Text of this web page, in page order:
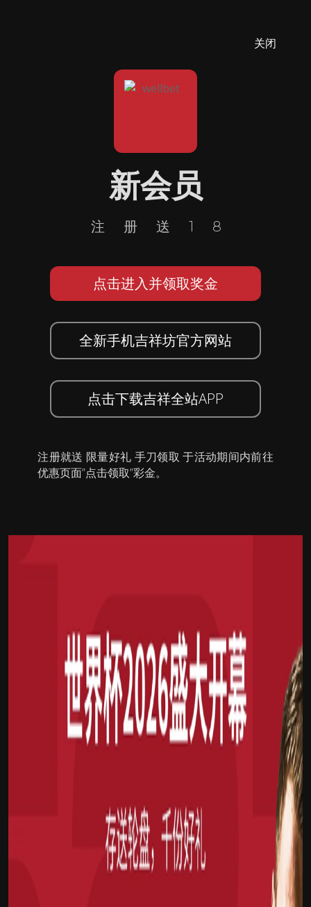
关闭
新会员
注册送18
点击进入并领取奖金
全新手机吉祥坊官方网站
点击下载吉祥全站APP
注册就送 限量好礼 手刀领取 于活动期间内前往
优惠页面”点击领取”彩金。